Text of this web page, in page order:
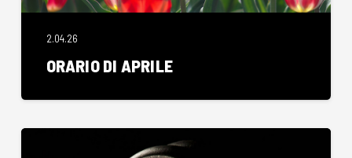
2.04.26
ORARIO DI APRILE